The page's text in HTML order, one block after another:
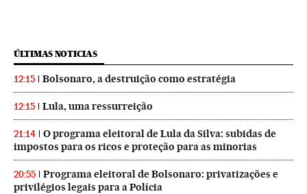
ÚLTIMAS NOTICIAS
12:15 Bolsonaro, a destruição como estratégia
12:15 Lula, uma ressurreição
21:14
O programa eleitoral de Lula da Silva: subidas de
impostos para os ricos e proteção para as minorias
20:55
Programa eleitoral de Bolsonaro: privatizações e
privilégios legais para a Polícia